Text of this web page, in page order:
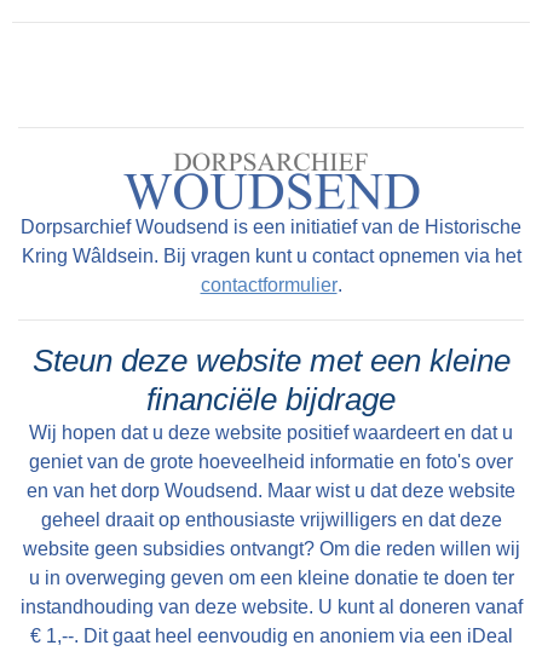
bovenste balk kan worden geopend. Alle foto's
Dorpsarchief Woudsend is een initiatief van de Historische
Kring Wâldsein. Bij vragen kunt u contact opnemen via het
contactformulier.
Steun deze website met een kleine
financiële bijdrage
Wij hopen dat u deze website positief waardeert en dat u
geniet van de grote hoeveelheid informatie en foto's over
en van het dorp Woudsend. Maar wist u dat deze website
geheel draait op enthousiaste vrijwilligers en dat deze
website geen subsidies ontvangt? Om die reden willen wij
u in overweging geven om een kleine donatie te doen ter
instandhouding van deze website. U kunt al doneren vanaf
€ 1,--. Dit gaat heel eenvoudig en anoniem via een iDeal